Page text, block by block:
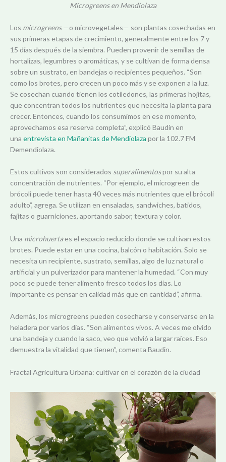
Microgreens en Mendiolaza
Los microgreens—o microvegetales— son plantas cosechadas en
sus primeras etapas de crecimiento, generalmente entre los 7 y
15 días después de la siembra. Pueden provenir de semillas de
hortalizas, legumbres o aromáticas, y se cultivan de forma densa
sobre un sustrato, en bandejas o recipientes pequeños. “Son
como los brotes, pero crecen un poco más y se exponen a la luz.
Se cosechan cuando tienen los cotiledones, las primeras hojitas,
que concentran todos los nutrientes que necesita la planta para
crecer. Entonces, cuando los consumimos en ese momento,
aprovechamos esa reserva completa”, explicó Baudin en
una entrevista en Mañanitas de Mendiolaza por la 102.7 FM
Demendiolaza.
Estos cultivos son considerados superalimentospor su alta
concentración de nutrientes. “Por ejemplo, el microgreen de
brócoli puede tener hasta 40 veces más nutrientes que el brócoli
adulto”, agrega. Se utilizan en ensaladas, sandwiches, batidos,
fajitas o guarniciones, aportando sabor, textura y color.
Una microhuertaes el espacio reducido donde se cultivan estos
brotes. Puede estar en una cocina, balcón o habitación. Solo se
necesita un recipiente, sustrato, semillas, algo de luz natural o
artificial y un pulverizador para mantener la humedad. “Con muy
poco se puede tener alimento fresco todos los días. Lo
importante es pensar en calidad más que en cantidad”, afirma.
Además, los microgreens pueden cosecharse y conservarse en la
heladera por varios días. “Son alimentos vivos. A veces me olvido
una bandeja y cuando la saco, veo que volvió a largar raíces. Eso
demuestra la vitalidad que tienen”, comenta Baudin.
Fractal Agricultura Urbana: cultivar en el corazón de la ciudad